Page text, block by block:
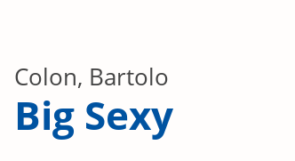
Colon, Bartolo
Big Sexy